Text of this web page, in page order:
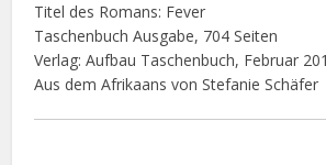
Titel des Romans: Fever
Taschenbuch Ausgabe, 704 Seiten
Verlag: Aufbau Taschenbuch, Februar
Aus dem Afrikaans von Stefanie Schäfer